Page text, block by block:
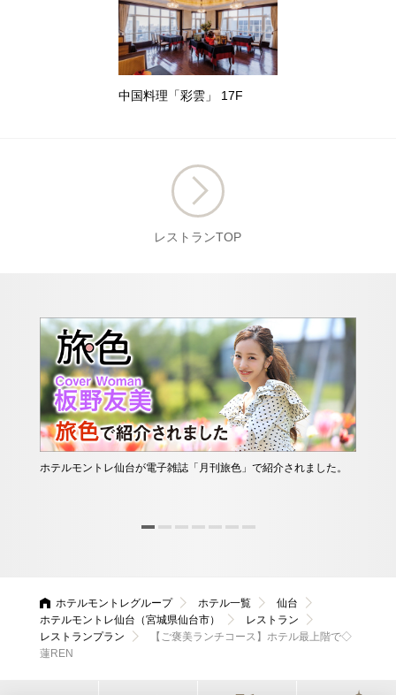
中国料理「彩雲」 17F
レストランTOP
ホテルモントレ仙台が電子雑誌「月刊旅色」で紹介されました。
ホテルモントレグループ ホテル一覧
仙台
ホテルモントレ仙台（宮城県仙台市）
レストラン
レストランプラン
【ご褒美ランチコース】ホテル最上階で◇
蓮REN